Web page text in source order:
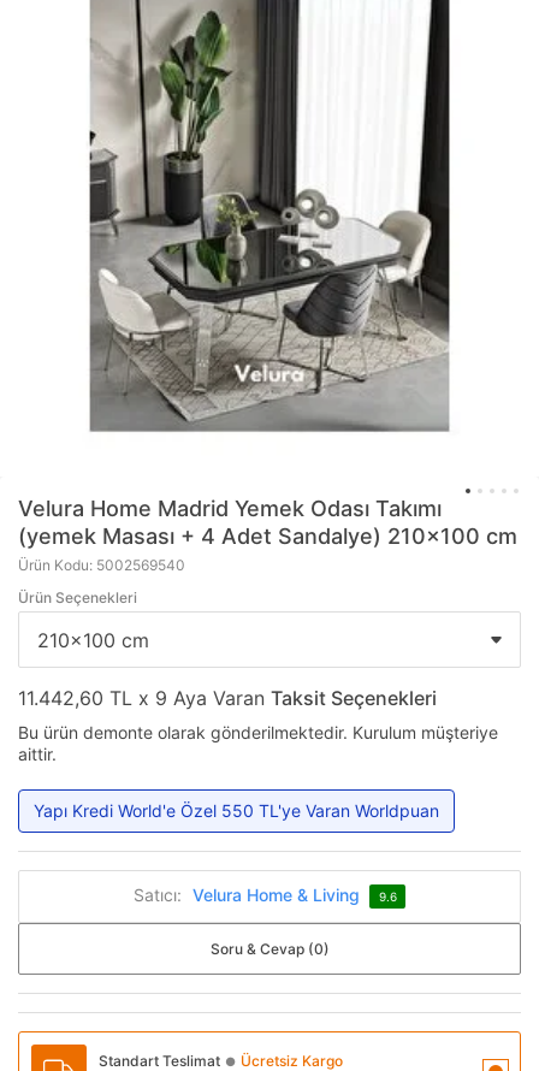
Velura Home Madrid Yemek Odası Takımı
(yemek Masası + 4 Adet Sandalye) 210x100 cm
Ürün Kodu: 5002569540
Ürün Seçenekleri
11.442,60 TL x 9 Aya Varan Taksit Seçenekleri
Bu ürün demonte olarak gönderilmektedir. Kurulum müşteriye
aittir.
Yapı Kredi World'e Özel 550 TL'ye Varan Worldpuan
Satıcı: Velura Home & Living 9.6
Soru & Cevap (0)
Standart Teslimat ● Ücretsiz Kargo